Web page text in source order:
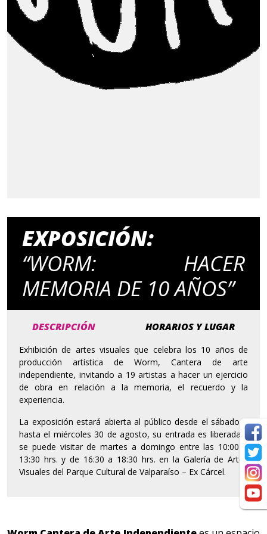
EXPOSICIÓN:
“WORM: HACER
MEMORIA DE 10 AÑOS”
DESCRIPCIÓN HORARIOS Y LUGAR
Exhibición de artes visuales que celebra los 10 años de
producción artística de Worm, Cantera de arte
independiente, invitando a 19 artistas a hacer un ejercicio
de obra en relación a la memoria, el recuerdo y la
experiencia.
La exposición estará abierta al público desde el sábado 5
hasta el miércoles 30 de agosto, su entrada es liberada y
se puede visitar de martes a domingo entre las 10:00 a
13:30 hrs. y de 16:30 a 18:30 hrs. en la Galería de Artes
Visuales del Parque Cultural de Valparaíso – Ex Cárcel.